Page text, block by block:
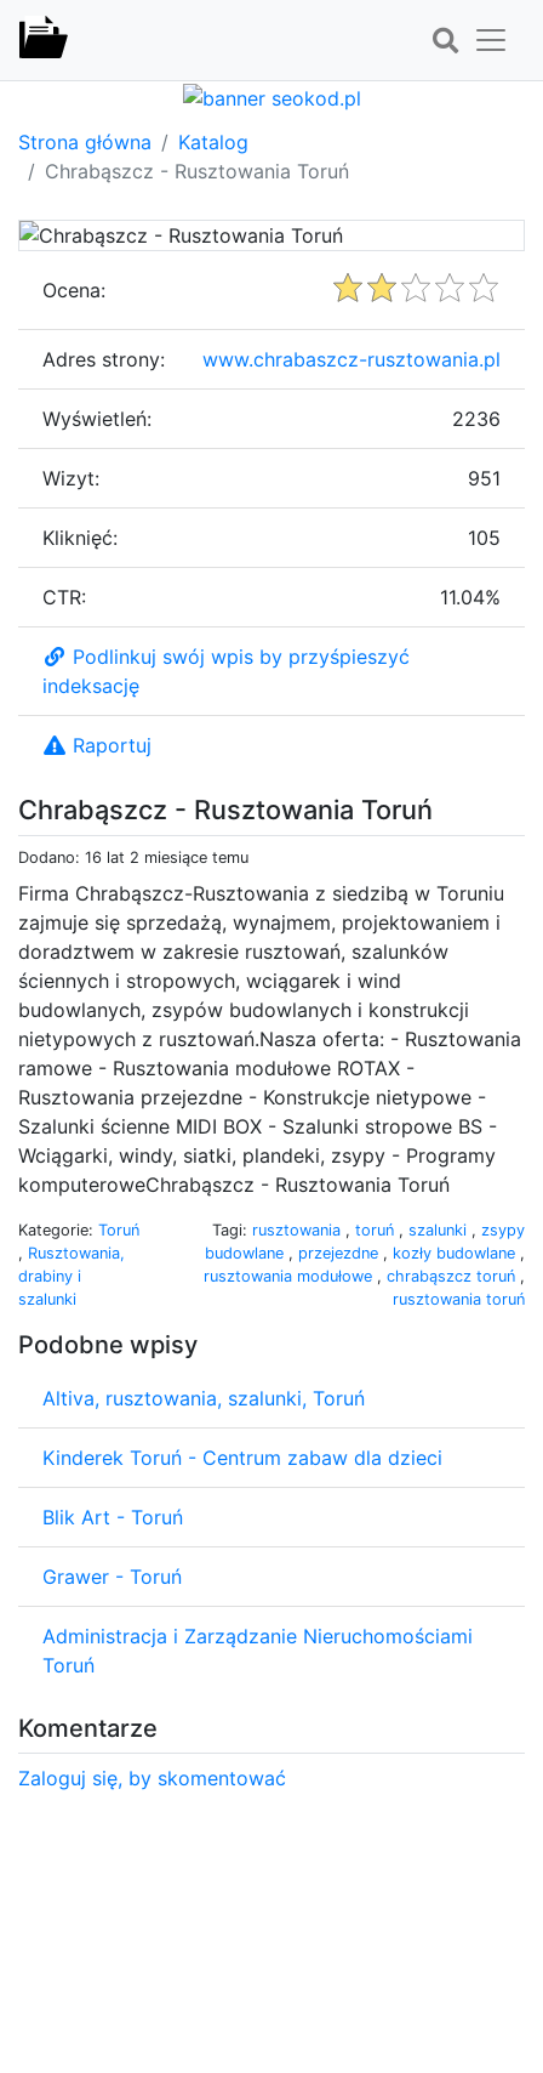
Strona główna
Katalog
Chrabąszcz - Rusztowania Toruń
Chrabąszcz - Rusztowania Toruń
Dodano: 16 lat 2 miesiące temu
Firma Chrabąszcz-Rusztowania z siedzibą w Toruniu
zajmuje się sprzedażą, wynajmem, projektowaniem i
doradztwem w zakresie rusztowań, szalunków
ściennych i stropowych, wciągarek i wind
budowlanych, zsypów budowlanych i konstrukcji
nietypowych z rusztowań.Nasza oferta: - Rusztowania
ramowe - Rusztowania modułowe ROTAX -
Rusztowania przejezdne - Konstrukcje nietypowe -
Szalunki ścienne MIDI BOX - Szalunki stropowe BS -
Wciągarki, windy, siatki, plandeki, zsypy - Programy
komputeroweChrabąszcz - Rusztowania Toruń
Kategorie: Toruń
, Rusztowania,
drabiny i
szalunki
Tagi: rusztowania , toruń , szalunki , zsypy
budowlane , przejezdne , kozły budowlane ,
rusztowania modułowe , chrabąszcz toruń ,
rusztowania toruń
Podobne wpisy
Altiva, rusztowania, szalunki, Toruń
Kinderek Toruń - Centrum zabaw dla dzieci
Blik Art - Toruń
Grawer - Toruń
Administracja i Zarządzanie Nieruchomościami
Toruń
Komentarze
Zaloguj się, by skomentować
Ocena:
Adres strony: www.chrabaszcz-rusztowania.pl
Wyświetleń: 2236
Wizyt: 951
Kliknięć: 105
CTR: 11.04%
Podlinkuj swój wpis by przyśpieszyć
indeksację
Raportuj